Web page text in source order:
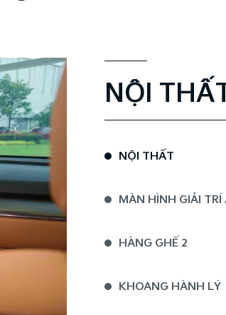
NỘI
NỘI THẤT
MÀN HÌNH GIẢI TRÍ
HÀNG GHẾ 2
KHOANG HÀNH LÝ